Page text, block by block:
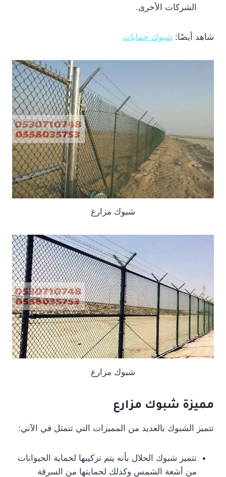
الشركات الأخرى.
شاهد أيضًا: شبوك حمايات
شبوك مزارع
شبوك مزارع
مميزة شبوك مزارع
تتميز الشبوك بالعديد من المميزات التي تتمثل في الآتي:
تتميز شبوك الحلال بأنه يتم تركيبها لحماية الحيوانات
من أشعة الشمس وكذلك لحمايتها من السرقة